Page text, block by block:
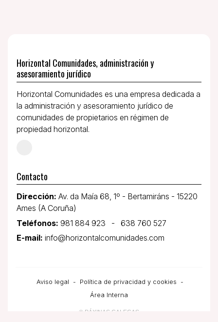
Horizontal Comunidades, administración y
asesoramiento jurídico
Horizontal Comunidades es una empresa dedicada a
la administración y asesoramiento jurídico de
comunidades de propietarios en régimen de
propiedad horizontal.
Contacto
Dirección: Av. da Maía 68, 1º - Bertamiráns - 15220
Ames (A Coruña)
Teléfonos: 981 884 923 -
638 760 527
E-mail: info@horizontalcomunidades.com
Aviso legal - Política de privacidad y cookies
-
Área Interna
© PÁXINAS GALEGAS